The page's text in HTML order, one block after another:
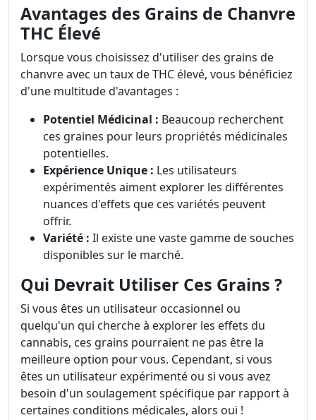
Avantages des Grains de Chanvre
THC Élevé
Lorsque vous choisissez d'utiliser des grains de
chanvre avec un taux de THC élevé, vous bénéficiez
d'une multitude d'avantages :
Potentiel Médicinal : Beaucoup recherchent
ces graines pour leurs propriétés médicinales
potentielles.
Expérience Unique : Les utilisateurs
expérimentés aiment explorer les différentes
nuances d'effets que ces variétés peuvent
offrir.
Variété : Il existe une vaste gamme de souches
disponibles sur le marché.
Qui Devrait Utiliser Ces Grains ?
Si vous êtes un utilisateur occasionnel ou
quelqu'un qui cherche à explorer les effets du
cannabis, ces grains pourraient ne pas être la
meilleure option pour vous. Cependant, si vous
êtes un utilisateur expérimenté ou si vous avez
besoin d'un soulagement spécifique par rapport à
certaines conditions médicales, alors oui !